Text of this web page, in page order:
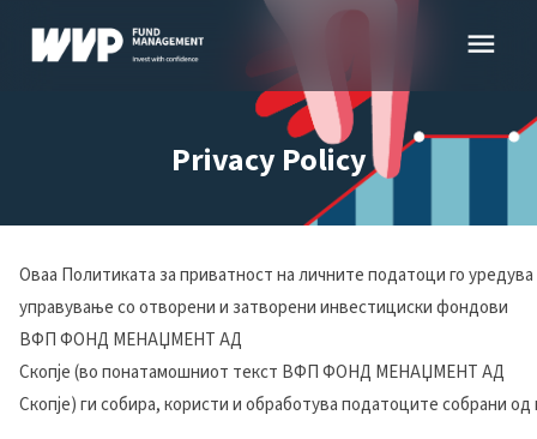
content
menu
Privacy Policy
Оваа Политиката за приватност на личните податоци го
управување со отворени и затворени инвестициски фондови
ВФП ФОНД МЕНАЏМЕНТ АД
Скопје (во понатамошниот текст ВФП ФОНД МЕНАЏМЕНТ АД
Скопје) ги собира, користи и обработува податоците собрани